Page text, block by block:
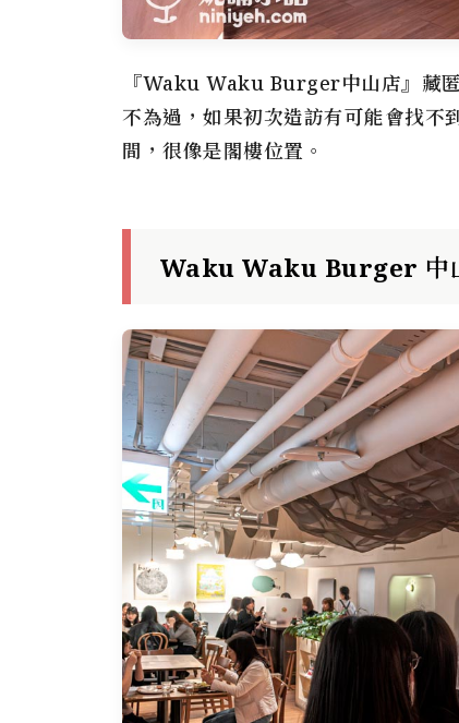
『Waku Waku Burger中山店』藏
不為過，如果初次造訪有可能會找不
間，很像是閣樓位置。
Waku Waku Burger 中